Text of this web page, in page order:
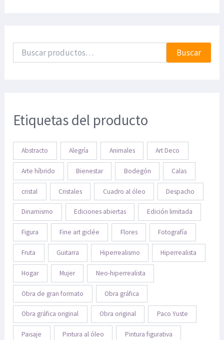
Buscar
Etiquetas del producto
Abstracto Alegría Animales Art Deco
Arte híbrido Bienestar Bodegón Calas
cristal Cristales Cuadro al óleo Despacho
Dinamismo Ediciones abiertas Edición limitada
Figura Fine art giclée Flores Fotografía
Fruta Guitarra Hiperrealismo Hiperrealista
Hogar Mujer Neo-hiperrealista
Obra de gran formato Obra gráfica
Obra gráfica original Obra original Paco Yuste
Paisaje Pintura al óleo Pintura figurativa